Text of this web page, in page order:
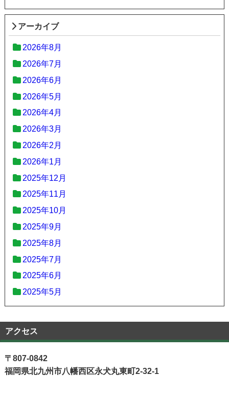
アーカイブ
2026年8月
2026年7月
2026年6月
2026年5月
2026年4月
2026年3月
2026年2月
2026年1月
2025年12月
2025年11月
2025年10月
2025年9月
2025年8月
2025年7月
2025年6月
2025年5月
アクセス
〒807-0842
福岡県北九州市八幡西区永犬丸東町2-32-1